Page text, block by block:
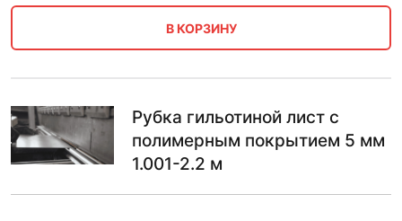
В КОРЗИНУ
Рубка гильотиной лист с
полимерным покрытием 5 мм
1.001-2.2 м